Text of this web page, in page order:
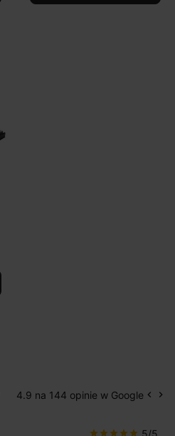
4.9 na 144 opinie w Google keyboard_arrow_left keyboard_arrow_right